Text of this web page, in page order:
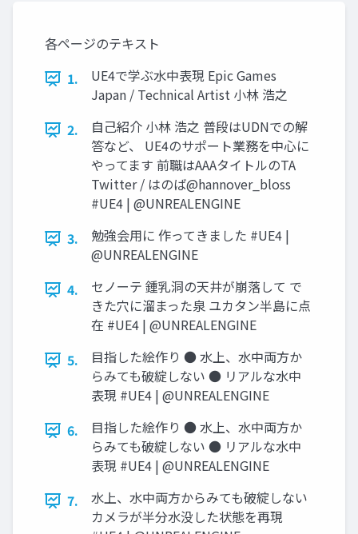
各ページのテキスト
1.
UE4で学ぶ水中表現 Epic Games
Japan / Technical Artist 小林 浩之
2.
自己紹介 小林 浩之 普段はUDNでの解
答など、 UE4のサポート業務を中心に
やってます 前職はAAAタイトルのTA
Twitter / はのば@hannover_bloss
#UE4 | @UNREALENGINE
3.
勉強会用に 作ってきました #UE4 |
@UNREALENGINE
4.
セノーテ 鍾乳洞の天井が崩落して で
きた穴に溜まった泉 ユカタン半島に点
在 #UE4 | @UNREALENGINE
5.
目指した絵作り ● 水上、水中両方か
らみても破綻しない ● リアルな水中
表現 #UE4 | @UNREALENGINE
6.
目指した絵作り ● 水上、水中両方か
らみても破綻しない ● リアルな水中
表現 #UE4 | @UNREALENGINE
7.
水上、水中両方からみても破綻しない
カメラが半分水没した状態を再現